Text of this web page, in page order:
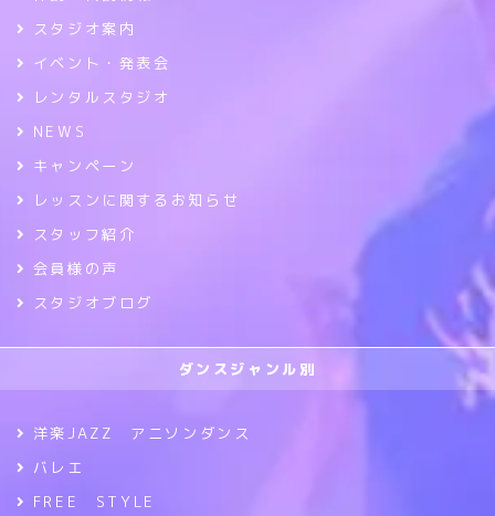
スタジオ案内
イベント・発表会
レンタルスタジオ
NEWS
キャンペーン
レッスンに関するお知らせ
スタッフ紹介
会員様の声
スタジオブログ
ダンスジャンル別
洋楽JAZZ アニソンダンス
バレエ
FREE STYLE